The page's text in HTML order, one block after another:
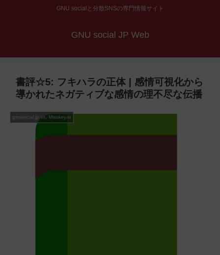
GNU socialと分散SNSの専門情報サイト
GNU social JP Web
書評☆5: フキハラの正体 | 感情可視化から
導かれたネガティブな感情の理不尽な伝播
gnusocial.jp vs. Misskey.io